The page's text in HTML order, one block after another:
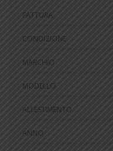
FATTURA
CONDIZIONE
MARCHIO
MODELLO
ALLESTIMENTO
ANNO